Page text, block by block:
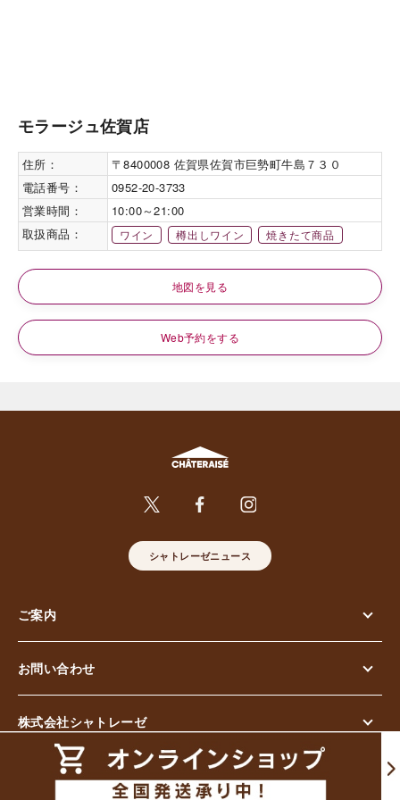
モラージュ佐賀店
住所：
〒8400008 佐賀県佐賀市巨勢町牛島７３０
電話番号：
0952-20-3733
営業時間：
10:00～21:00
取扱商品：
ワイン 樽出しワイン 焼きたて商品
地図を見る
Web予約をする
シャトレーゼニュース
ご案内
お問い合わせ
株式会社シャトレーゼ
© Chateraise Co.,Ltd. All Rights Reserved.